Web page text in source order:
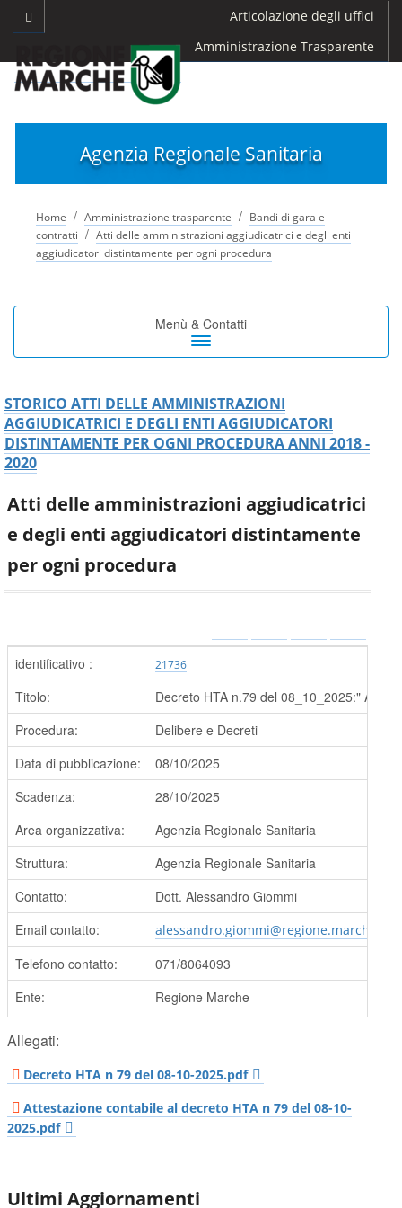
Articolazione degli uffici
Amministrazione Trasparente
Agenzia Regionale Sanitaria
Home / Amministrazione trasparente / Bandi di gara e
contratti / Atti delle amministrazioni aggiudicatrici e degli enti
aggiudicatori distintamente per ogni procedura
Toggle
navigation
Menù & Contatti
STORICO ATTI DELLE AMMINISTRAZIONI
AGGIUDICATRICI E DEGLI ENTI AGGIUDICATORI
DISTINTAMENTE PER OGNI PROCEDURA ANNI 2018 -
2020
Atti delle amministrazioni aggiudicatrici
e degli enti aggiudicatori distintamente
per ogni procedura
identificativo : 21736
Titolo:
Decreto HTA n.79 del 08_10_2025:" Art.
Procedura:
Delibere e Decreti
Data di pubblicazione:
08/10/2025
Scadenza:
28/10/2025
Area organizzativa:
Agenzia Regionale Sanitaria
Struttura:
Agenzia Regionale Sanitaria
Contatto:
Dott. Alessandro Giommi
Email contatto:
alessandro.giommi@regione.marche.it
Telefono contatto:
071/8064093
Ente:
Regione Marche
Allegati:
Decreto HTA n 79 del 08-10-2025.pdf
Attestazione contabile al decreto HTA n 79 del 08-10-
2025.pdf
Ultimi Aggiornamenti